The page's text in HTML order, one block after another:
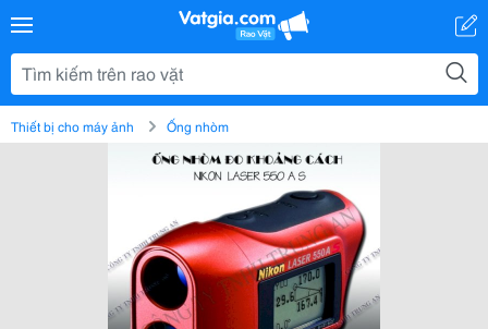
Thiết bị cho máy ảnh Ống nhòm